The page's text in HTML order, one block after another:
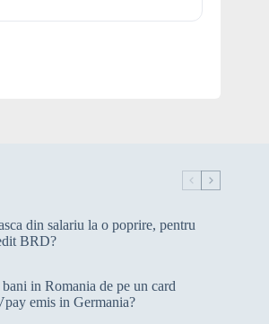
din salariu la o poprire, pentru
BRD?
bani in Romania de pe un card
emis in Germania?